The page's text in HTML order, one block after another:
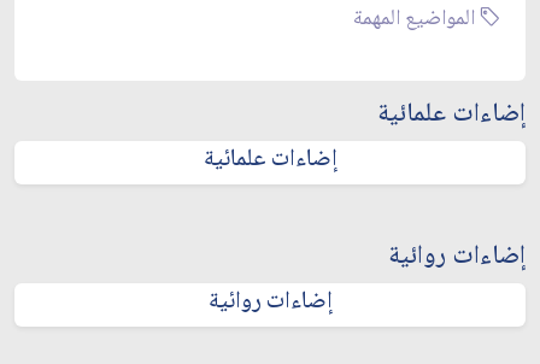
المواضيع المهمة
إضاءات علمائية
إضاءات علمائية
إضاءات روائية
إضاءات روائية